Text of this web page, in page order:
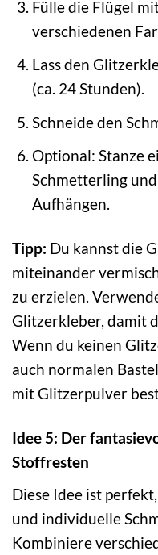
Fülle die Flügel
verschiedenen
Lass den
(ca. 24 Stunden).
Schneide den
Optional: Stanze
Schmetterling
Aufhängen.
Tipp: Du kannst die
miteinander
zu erzielen.
Glitzerkleber, damit
Wenn du keinen
auch normalen
mit Glitzerpulver
Idee 5: Der
Stoffresten
Diese Idee ist
und individuelle
Kombiniere